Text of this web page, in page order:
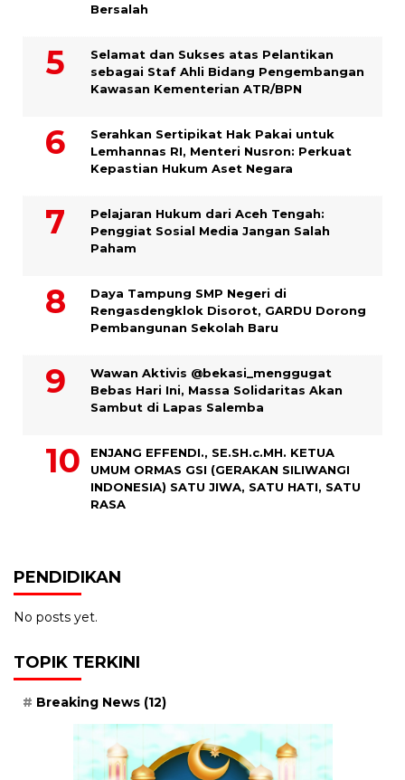
Bersalah
Selamat dan Sukses atas Pelantikan
sebagai Staf Ahli Bidang Pengembangan
Kawasan Kementerian ATR/BPN
Serahkan Sertipikat Hak Pakai untuk
Lemhannas RI, Menteri Nusron: Perkuat
Kepastian Hukum Aset Negara
Pelajaran Hukum dari Aceh Tengah:
Penggiat Sosial Media Jangan Salah
Paham
Daya Tampung SMP Negeri di
Rengasdengklok Disorot, GARDU Dorong
Pembangunan Sekolah Baru
Wawan Aktivis @bekasi_menggugat
Bebas Hari Ini, Massa Solidaritas Akan
Sambut di Lapas Salemba
ENJANG EFFENDI., SE.SH.c.MH. KETUA
UMUM ORMAS GSI (GERAKAN SILIWANGI
INDONESIA) SATU JIWA, SATU HATI, SATU
RASA
PENDIDIKAN
No posts yet.
TOPIK TERKINI
Breaking News (12)